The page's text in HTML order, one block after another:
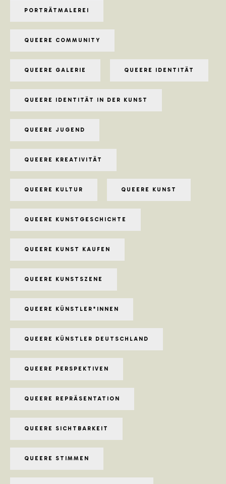
PORTRÄTMALEREI
QUEERE COMMUNITY
QUEERE GALERIE QUEERE IDENTITÄT
QUEERE IDENTITÄT IN DER KUNST
QUEERE JUGEND
QUEERE KREATIVITÄT
QUEERE KULTUR QUEERE KUNST
QUEERE KUNSTGESCHICHTE
QUEERE KUNST KAUFEN
QUEERE KUNSTSZENE
QUEERE KÜNSTLER*INNEN
QUEERE KÜNSTLER DEUTSCHLAND
QUEERE PERSPEKTIVEN
QUEERE REPRÄSENTATION
QUEERE SICHTBARKEIT
QUEERE STIMMEN